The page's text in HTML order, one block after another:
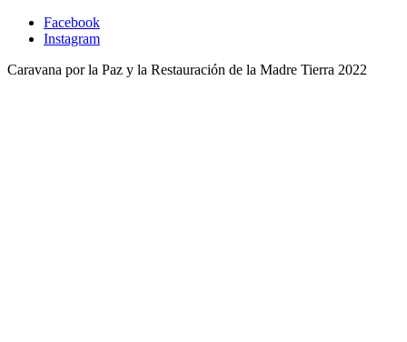
Facebook
Instagram
Caravana por la Paz y la Restauración de la Madre Tierra 2022